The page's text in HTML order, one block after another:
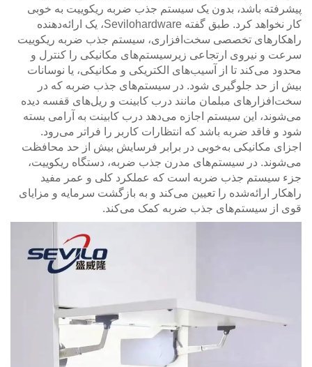
پیشرفته باشد، بدون یک سیستم جذب ضربه ریکوییت به خوبی
کار نخواهد کرد. طبق گفته Sevilohardware، یک ارائه‌دهنده
راهکارهای تخصصی سخت‌افزاری، سیستم جذب ضربه ریکوییت
سرعت و نیروی ارتجاعی زیرسیستم‌های مکانیکی را کنترل و
محدود می‌کند تا از آسیب‌های الکتریکی و مکانیکی، یا نوسانات
بیش از حد جلوگیری شود. در سیستم‌های جذب ضربه که در
سخت‌افزارهای مبلمان مانند درب کابینت و ریل‌های قفسه دیده
می‌شوند، این سیستم اجازه می‌دهد درب کابینت به آرامی بسته
شود و فاقد ضربه باشد که انتظارات کاربر را فراتر می‌رود.
اجزای مکانیکی به‌خوبی در برابر فرسایش بیش از حد محافظت
می‌شوند. در سیستم‌های مدرن جذب ضربه، دستگاه ریکوییت،
جزء سیستم جذب ضربه است که عملکرد کلی و عمر مفید
راهکار ارائه‌شده را تعیین می‌کند و به بازگشت سرمایه و مزایای
قوی از سیستم‌های جذب ضربه کمک می‌کند.